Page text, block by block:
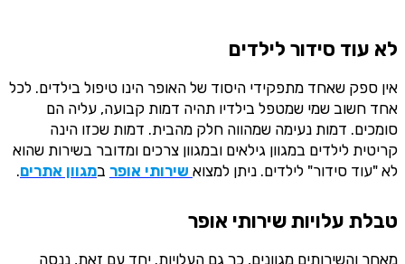
לא עוד סידור לילדים
אין ספק שאחד מתפקידי היסוד של האופר הינו טיפול בילדים. לכל
אחד חשוב שמי שמטפל בילדיו תהיה דמות קבועה, עליה הם
סומכים. דמות נעימה שמהווה חלק מהבית. דמות שכזו הינה
קריטית לילדים במגוון גילאים ובמגוון צרכים ומדובר בשירות שהוא
לא "עוד סידור" לילדים. ניתן למצוא שירותי אופר במגוון אתרים.
טבלת עלויות שירותי אופר
מאחר והשירותים מגוונים, כך גם העלויות. יחד עם זאת, ננסה